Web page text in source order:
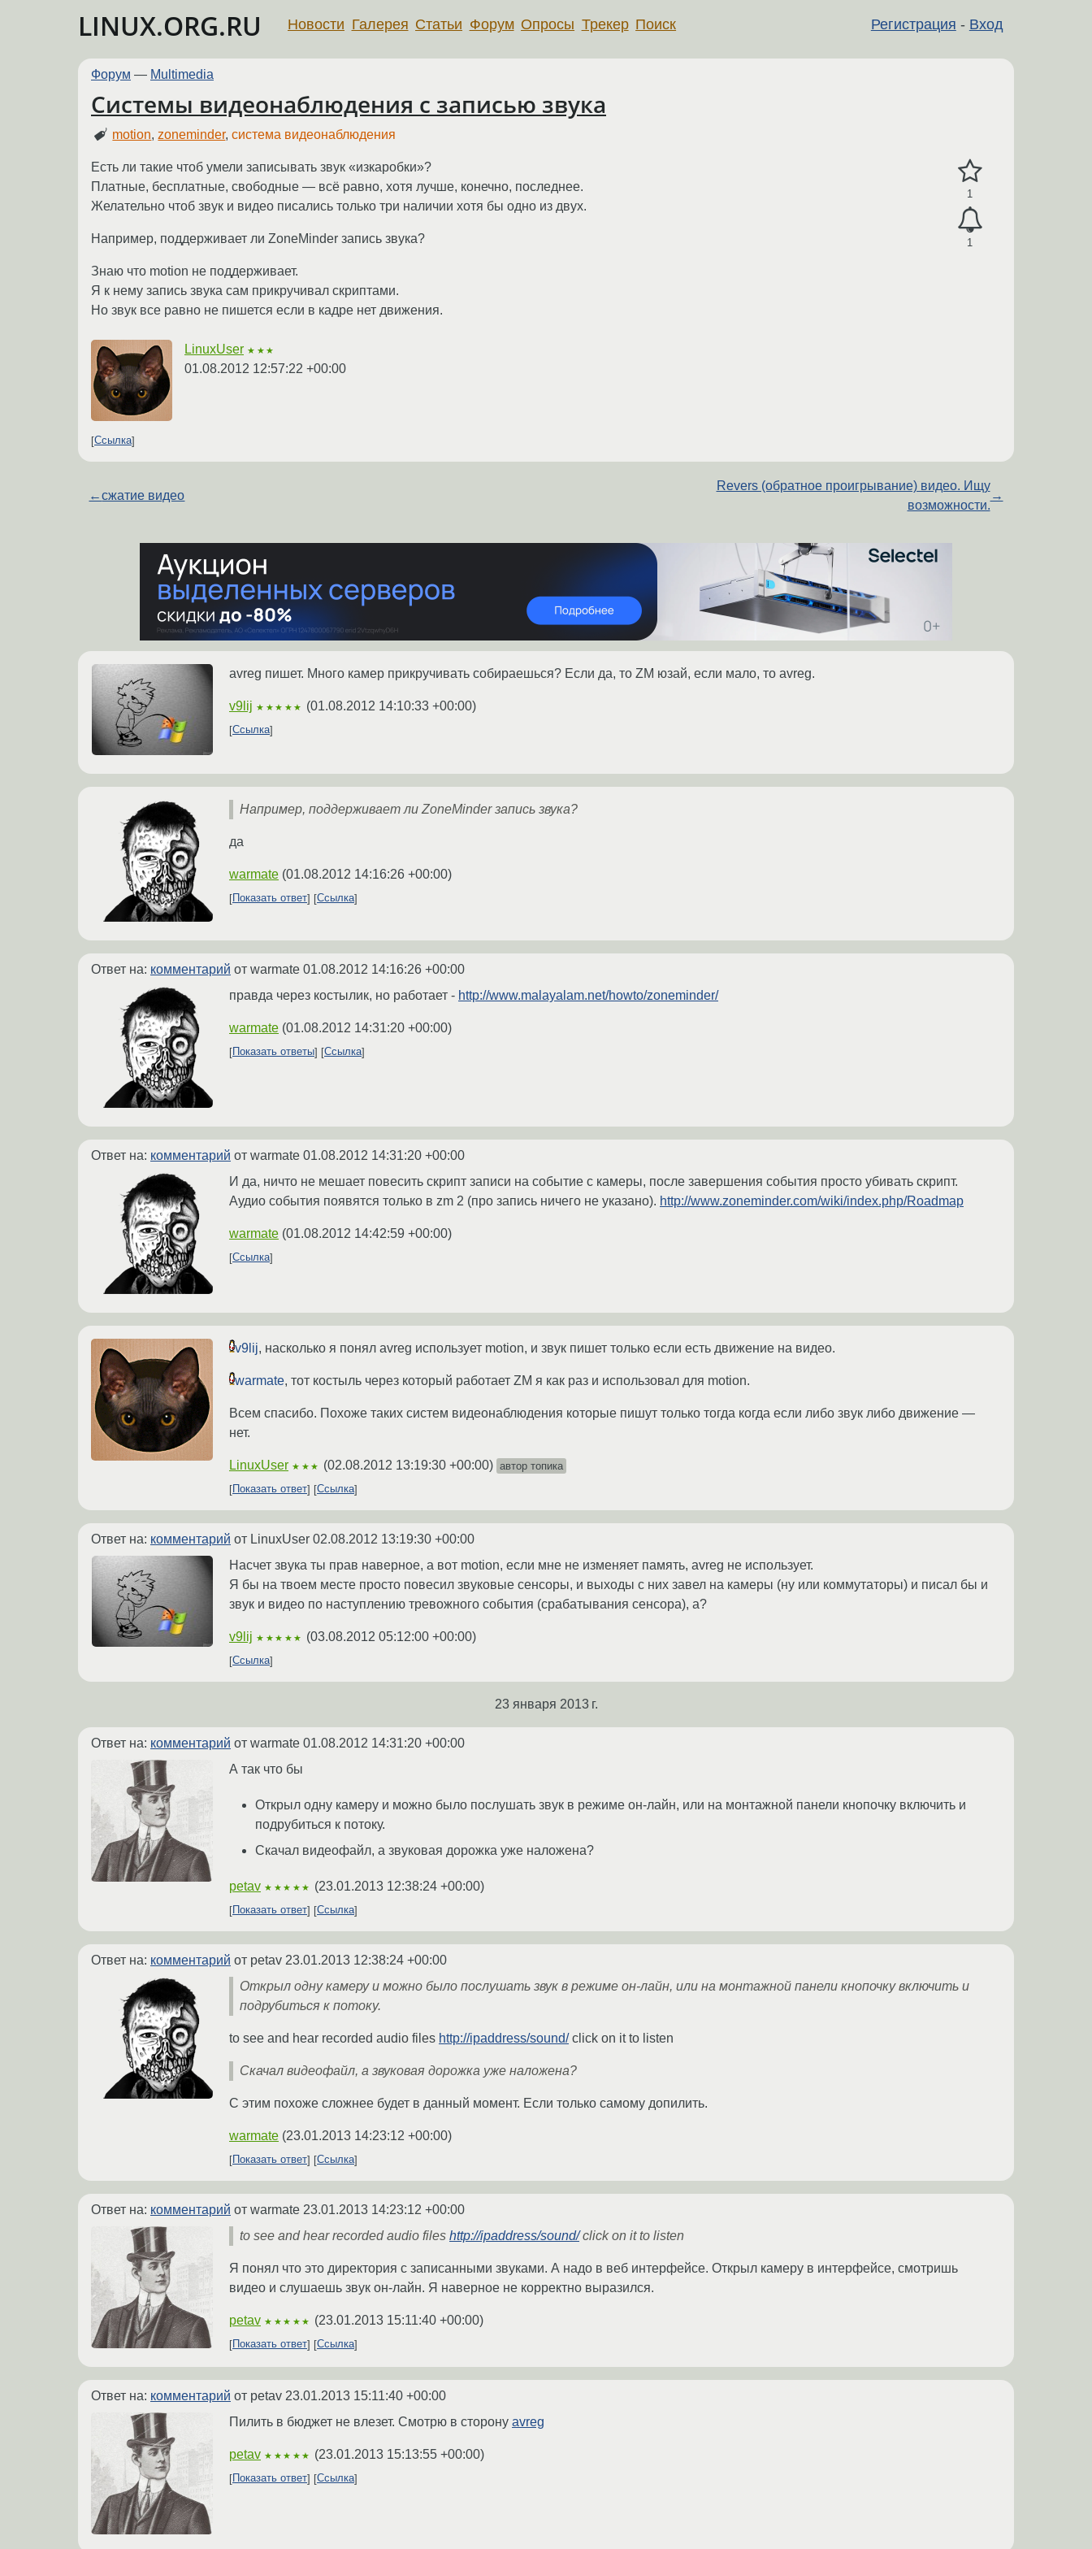
LINUX.ORG.RU Регистрация - Вход
Новости Галерея Статьи Форум Опросы Трекер Поиск
Форум — Multimedia
Системы видеонаблюдения с записью звука
motion,zoneminder,система видеонаблюдения
1
1
Есть ли такие чтоб умели записывать звук «изкаробки»?
Платные, бесплатные, свободные — всё равно, хотя лучше, конечно, последнее.
Желательно чтоб звук и видео писались только три наличии хотя бы одно из двух.
Например, поддерживает ли ZoneMinder запись звука?
Знаю что motion не поддерживает.
Я к нему запись звука сам прикручивал скриптами.
Но звук все равно не пишется если в кадре нет движения.
LinuxUser ★★★
01.08.2012 12:57:22 +00:00
Ссылка
←сжатие видео
Revers (обратное проигрывание) видео. Ищу
возможности.
→
avreg пишет. Много камер прикручивать собираешься? Если да, то ZM юзай, если мало, то avreg.
v9lij ★★★★★ (01.08.2012 14:10:33 +00:00)
Ссылка
Например, поддерживает ли ZoneMinder запись звука?
да
warmate (01.08.2012 14:16:26 +00:00)
Показать ответ Ссылка
Ответ на: комментарий от warmate 01.08.2012 14:16:26 +00:00
правда через костылик, но работает - http://www.malayalam.net/howto/zoneminder/
warmate (01.08.2012 14:31:20 +00:00)
Показать ответы Ссылка
Ответ на: комментарий от warmate 01.08.2012 14:31:20 +00:00
И да, ничто не мешает повесить скрипт записи на событие с камеры, после завершения события просто убивать скрипт.
Аудио события появятся только в zm 2 (про запись ничего не указано). http://www.zoneminder.com/wiki/index.php/Roadmap
warmate (01.08.2012 14:42:59 +00:00)
Ссылка
v9lij, насколько я понял avreg использует motion, и звук пишет только если есть движение на видео.
warmate, тот костыль через который работает ZM я как раз и использовал для motion.
Всем спасибо. Похоже таких систем видеонаблюдения которые пишут только тогда когда если либо звук либо движение —
нет.
LinuxUser ★★★ (02.08.2012 13:19:30 +00:00) автор топика
Показать ответ
Ссылка
Ответ на: комментарий от LinuxUser 02.08.2012 13:19:30 +00:00
Насчет звука ты прав наверное, а вот motion, если мне не изменяет память, avreg не использует.
Я бы на твоем месте просто повесил звуковые сенсоры, и выходы с них завел на камеры (ну или коммутаторы) и писал бы и
звук и видео по наступлению тревожного события (срабатывания сенсора), а?
v9lij ★★★★★ (03.08.2012 05:12:00 +00:00)
Ссылка
23 января 2013 г.
Ответ на: комментарий от warmate 01.08.2012 14:31:20 +00:00
А так что бы
Открыл одну камеру и можно было послушать звук в режиме он-лайн, или на монтажной панели кнопочку включить и
подрубиться к потоку.
Скачал видеофайл, а звуковая дорожка уже наложена?
petav ★★★★★ (23.01.2013 12:38:24 +00:00)
Показать ответ Ссылка
Ответ на: комментарий от petav 23.01.2013 12:38:24 +00:00
Открыл одну камеру и можно было послушать звук в режиме он-лайн, или на монтажной панели кнопочку включить и
подрубиться к потоку.
to see and hear recorded audio files http://ipaddress/sound/click on it to listen
Скачал видеофайл, а звуковая дорожка уже наложена?
С этим похоже сложнее будет в данный момент. Если только самому допилить.
warmate (23.01.2013 14:23:12 +00:00)
Показать ответ Ссылка
Ответ на: комментарий от warmate 23.01.2013 14:23:12 +00:00
to see and hear recorded audio files http://ipaddress/sound/click on it to listen
Я понял что это директория с записанными звуками. А надо в веб интерфейсе. Открыл камеру в интерфейсе, смотришь
видео и слушаешь звук он-лайн. Я наверное не корректно выразился.
petav ★★★★★ (23.01.2013 15:11:40 +00:00)
Показать ответ Ссылка
Ответ на: комментарий от petav 23.01.2013 15:11:40 +00:00
Пилить в бюджет не влезет. Смотрю в сторону avreg
petav ★★★★★ (23.01.2013 15:13:55 +00:00)
Показать ответ Ссылка